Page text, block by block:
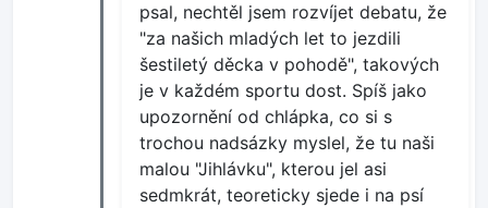
psal, nechtěl jsem rozvíjet debatu, že
"za našich mladých let to jezdili
šestiletý děcka v pohodě", takových
je v každém sportu dost. Spíš jako
upozornění od chlápka, co si s
trochou nadsázky myslel, že tu naši
malou "Jihlávku", kterou jel asi
sedmkrát, teoreticky sjede i na psí